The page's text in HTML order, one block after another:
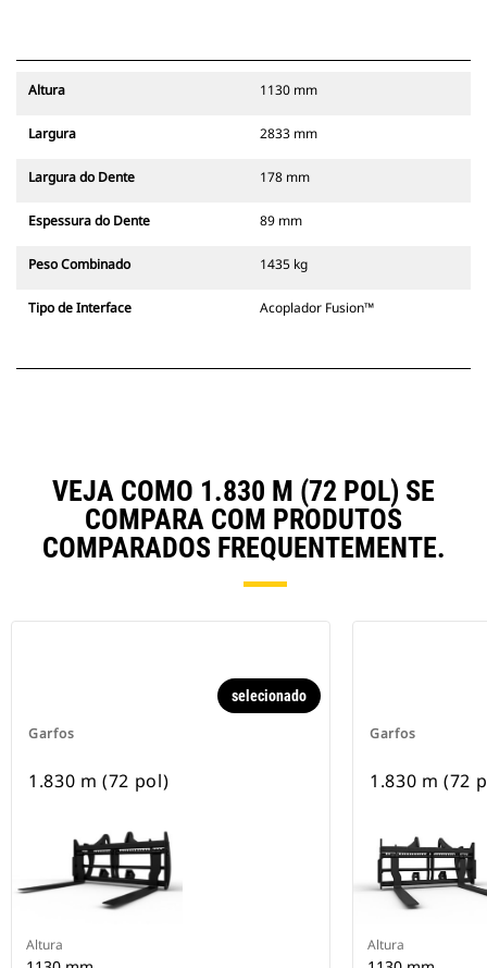
Altura 1130 mm
Largura 2833 mm
Largura do Dente 178 mm
Espessura do Dente 89 mm
Peso Combinado 1435 kg
Tipo de Interface Acoplador Fusion™
VEJA COMO 1.830 M (72 POL) SE
COMPARA COM PRODUTOS
COMPARADOS FREQUENTEMENTE.
Garfos
selecionado
1.830 m (72 pol)
Altura
Garfos
1.830 m (72
Altura